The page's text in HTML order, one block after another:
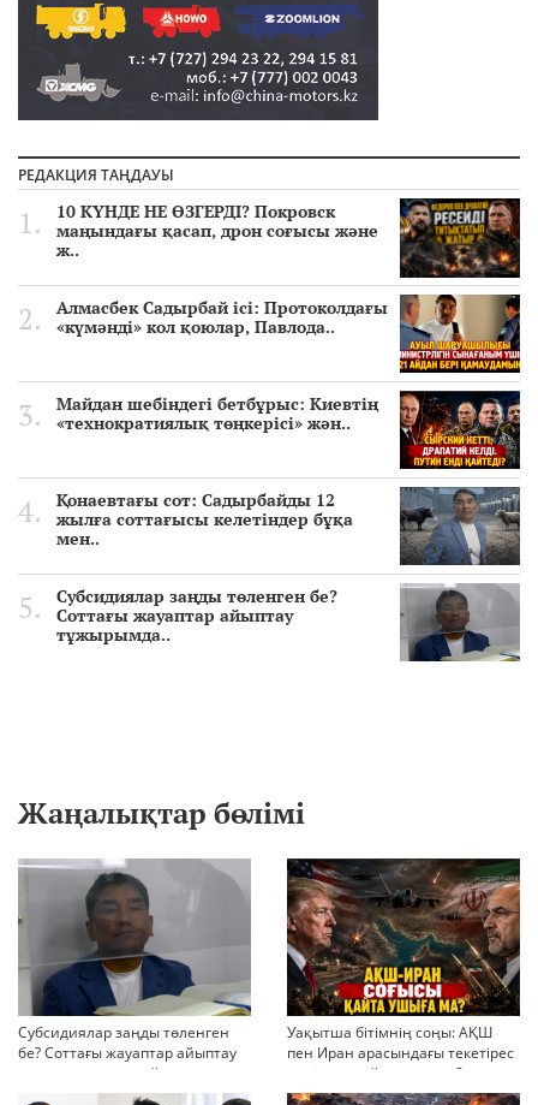
РЕДАКЦИЯ ТАҢДАУЫ
10 КҮНДЕ НЕ ӨЗГЕРДІ? Покровск
маңындағы қасап, дрон соғысы және
ж..
Алмасбек Садырбай ісі: Протоколдағы
«күмәнді» кол қоюлар, Павлода..
Майдан шебіндегі бетбұрыс: Киевтің
«технократиялық төңкерісі» жән..
Қонаевтағы сот: Садырбайды 12
жылға соттағысы келетіндер бұқа
мен..
Субсидиялар заңды төленген бе?
Соттағы жауаптар айыптау
тұжырымда..
Жаңалықтар бөлімі
Субсидиялар заңды төленген
бе? Соттағы жауаптар айыптау
тұжырымдарын қайта қарауға
негіз бола ала ма?
Уақытша бітімнің соңы: АҚШ
пен Иран арасындағы текетірес
неліктен қайта ушықты?